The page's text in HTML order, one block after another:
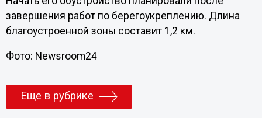
завершения работ по берегоукреплению. Длина
благоустроенной зоны составит 1,2 км.
Фото: Newsroom24
Еще в рубрике